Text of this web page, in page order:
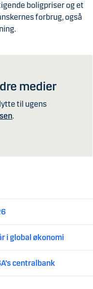
boligpriser og et
forbrug, også
medier
til ugens
.
i global økonomi
centralbank